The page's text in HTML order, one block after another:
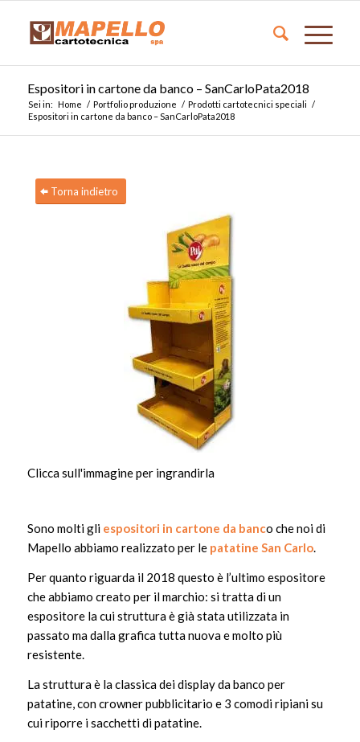
Espositori in cartone da banco – SanCarloPata2018
Sei in: Home / Portfolio produzione / Prodotti cartotecnici speciali /
Espositori in cartone da banco – SanCarloPata2018
Torna indietro
Clicca sull'immagine per ingrandirla
Sono molti gli espositori in cartone da banco che noi di
Mapello abbiamo realizzato per lepatatine San Carlo.
Per quanto riguarda il 2018 questo è l’ultimo espositore
che abbiamo creato per il marchio: si tratta di un
espositore la cui struttura è già stata utilizzata in
passato ma dalla grafica tutta nuova e molto più
resistente.
La struttura è la classica dei display da banco per
patatine, con crowner pubblicitario e 3 comodi ripiani su
cui riporre i sacchetti di patatine.